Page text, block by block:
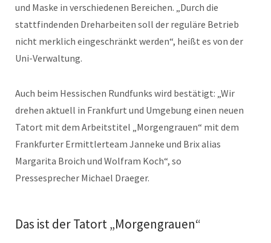
und Maske in verschiedenen Bereichen. „Durch die
stattfindenden Dreharbeiten soll der reguläre Betrieb
nicht merklich eingeschränkt werden“, heißt es von der
Uni-Verwaltung.
Auch beim Hessischen Rundfunks wird bestätigt: „Wir
drehen aktuell in Frankfurt und Umgebung einen neuen
Tatort mit dem Arbeitstitel „Morgengrauen“ mit dem
Frankfurter Ermittlerteam Janneke und Brix alias
Margarita Broich und Wolfram Koch“, so
Pressesprecher Michael Draeger.
Das ist der Tatort „Morgengrauen“